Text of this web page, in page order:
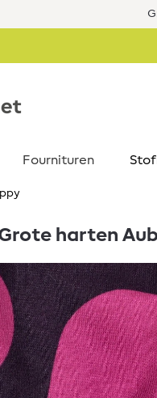
Fournituren
harten